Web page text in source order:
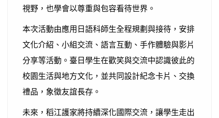
視野，也學會以尊重與包容看待世界。
本次活動由應用日語科師生全程規劃與接待，安排
文化介紹、小組交流、語言互動、手作體驗與影片
分享等活動。臺日學生在歡笑與交流中認識彼此的
校園生活與地方文化，並共同設計紀念卡片、交換
禮品，象徵友誼長存。
未來，稻江護家將持續深化國際交流，讓學生走出